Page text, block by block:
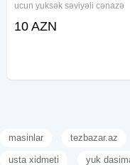
ucun yuksək səviyəli cənazə
uzaq rayonlara aparmaq
10 AZN
masinlar tezbazar.az
usta xidmeti yuk